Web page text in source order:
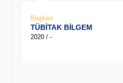
Başkan
TÜBİTAK BİLGEM
2020 / -